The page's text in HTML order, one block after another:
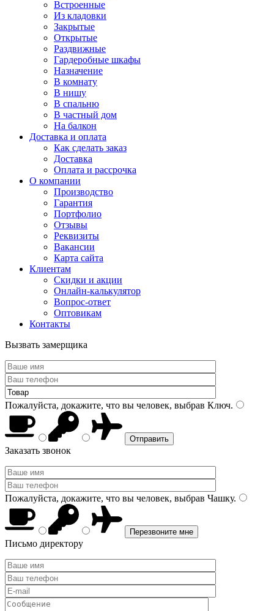
Встроенные
Из кладовки
Закрытые
Открытые
Раздвижные
Гардеробные шкафы
Назначение
В комнату
В нишу
В спальню
В частный дом
На балкон
Доставка и оплата
Как сделать заказ
Доставка
Оплата и рассрочка
О компании
Производство
Гарантия
Портфолио
Отзывы
Реквизиты
Вакансии
Карта сайта
Клиентам
Скидки и акции
Онлайн-калькулятор
Вопрос-ответ
Оптовикам
Контакты
Вызвать замерщика
Пожалуйста, докажите, что вы человек, выбрав Ключ.
Заказать звонок
Пожалуйста, докажите, что вы человек, выбрав Чашку.
Письмо директору